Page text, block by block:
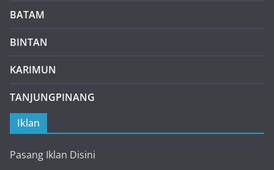
BATAM
BINTAN
KARIMUN
TANJUNGPINANG
Iklan
Pasang Iklan Disini